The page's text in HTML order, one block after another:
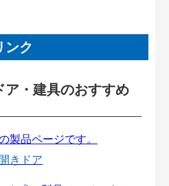
ンク
ア・建具のおすすめ
きドア